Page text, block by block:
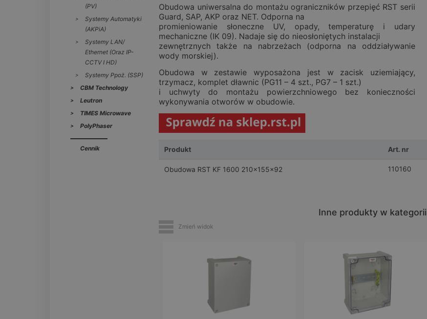
(PV)
Systemy Automatyki
(AKPiA)
Systemy LAN/
Ethernet (oraz IP-
CCTV I HD)
Systemy Ppoż. (SSP)
CBM Technology
Leutron
TIMES Microwave
PolyPhaser
Cennik
Obudowa uniwersalna do montażu ograniczników przepięć RST serii
Guard, SAP, AKP oraz NET. Odporna na
promieniowanie słoneczne UV, opady, temperaturę i udary
mechaniczne (IK 09). Nadaje się do nieosłoniętych instalacji
zewnętrznych także na nabrzeżach (odporna na oddziaływanie
wody morskiej).
Obudowa w zestawie wyposażona jest w zacisk uziemiający,
trzymacz, komplet dławnic (PG11 – 4 szt., PG7 – 1 szt.)
i uchwyty do montażu powierzchniowego bez konieczności
wykonywania otworów w obudowie.
Produkt Art. nr
Obudowa RST KF 1600 210x155x92 110160
Inne produkty w kategorii
Zmień widok